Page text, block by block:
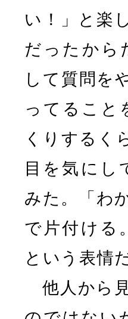
い！」と楽
だったから
して質問を
ってること
くりするく
目を気にし
みた。「わ
で片付ける
という表情
他人から